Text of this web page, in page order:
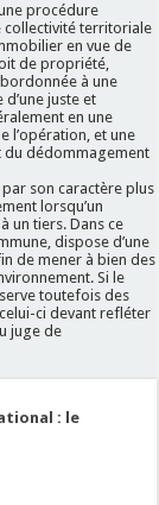
procédure
collectivité territoriale
en vue de
de propriété,
à une
juste et
en une
l’opération, et une
du dédommagement
son caractère plus
lorsqu’un
un tiers. Dans ce
dispose d’une
de mener à bien des
Si le
toutefois des
ci devant refléter
juge de
: le